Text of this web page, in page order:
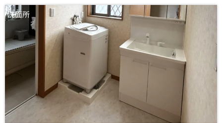
洗面所